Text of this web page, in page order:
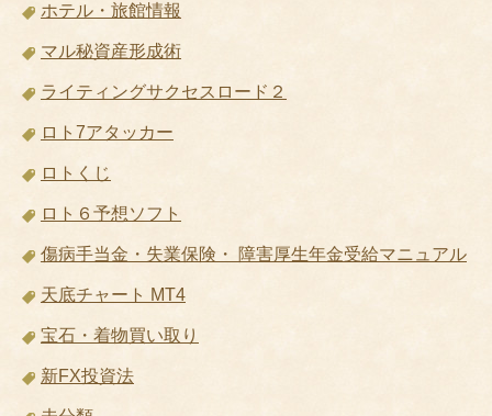
ホテル・旅館情報
マル秘資産形成術
ライティングサクセスロード２
ロト7アタッカー
ロトくじ
ロト６予想ソフト
傷病手当金・失業保険・ 障害厚生年金受給マニュアル
天底チャート MT4
宝石・着物買い取り
新FX投資法